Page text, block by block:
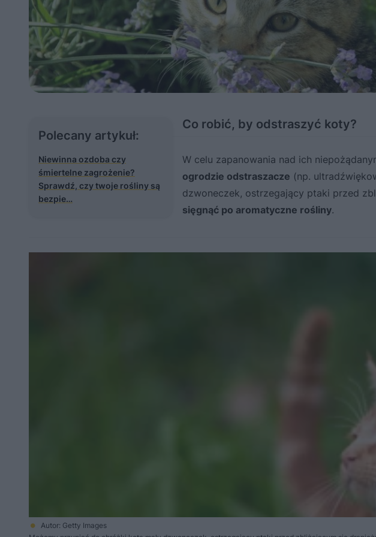
Polecany artykuł:
Niewinna ozdoba czy
śmiertelne zagrożenie?
Sprawdź, czy twoje rośliny są
bezpie…
Co robić, by odstraszyć koty?
W celu zapanowania nad ich
ogrodzie odstraszacze (np.
dzwoneczek, ostrzegający ptaki przed
sięgnąć po aromatyczne rośliny.
Autor: Getty Images